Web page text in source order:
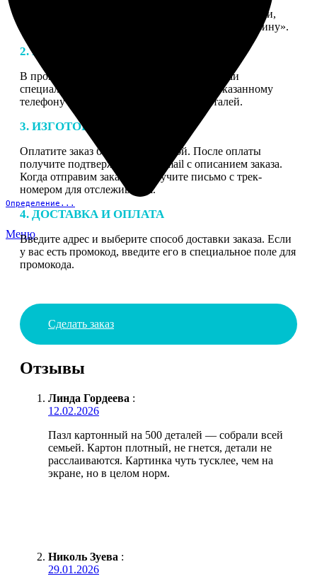
Определение...
Меню
Нажмите «Сделать заказ», выберите тип продукции,
загрузите фотографии, нажмите «Добавить в корзину».
2. МАКЕТ
В процессе подготовки заказа к печати наши
специалисты могут связаться с Вами по указанному
телефону или email для согласования деталей.
3. ИЗГОТОВЛЕНИЕ
Оплатите заказ банковской картой. После оплаты
получите подтверждение на email с описанием заказа.
Когда отправим заказ вы получите письмо с трек-
номером для отслеживания.
4. ДОСТАВКА И ОПЛАТА
Введите адрес и выберите способ доставки заказа. Если
у вас есть промокод, введите его в специальное поле для
промокода.
Сделать заказ
Отзывы
Линда Гордеева :
12.02.2026
Пазл картонный на 500 деталей — собрали всей
семьей. Картон плотный, не гнется, детали не
расслаиваются. Картинка чуть тусклее, чем на
экране, но в целом норм.
Николь Зуева :
29.01.2026